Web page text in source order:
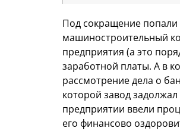
Под сокращение
машиностроительный
предприятия (а это
заработной платы. А в
рассмотрение дела о
которой завод
предприятии ввели
его финансово